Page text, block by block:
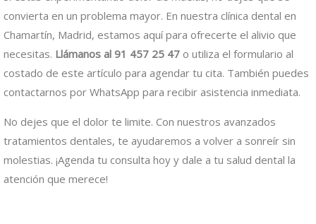
convierta en un problema mayor. En nuestra clínica dental en
Chamartín, Madrid, estamos aquí para ofrecerte el alivio que
necesitas. Llámanos al 91 457 25 47 o utiliza el formulario al
costado de este artículo para agendar tu cita. También puedes
contactarnos por WhatsApp para recibir asistencia inmediata.
No dejes que el dolor te limite. Con nuestros avanzados
tratamientos dentales, te ayudaremos a volver a sonreír sin
molestias. ¡Agenda tu consulta hoy y dale a tu salud dental la
atención que merece!